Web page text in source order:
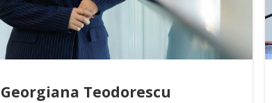
Georgiana Teodorescu